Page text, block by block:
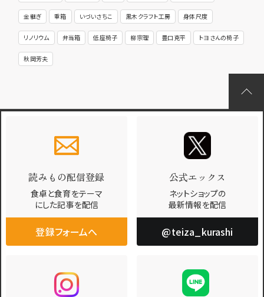
金継ぎ 重箱 いづいさちこ 黒木クラフト工房 身体尺度
リノリウム 弁当箱 低座椅子 柳宗理 豊口克平 トヨさんの椅子
秋岡芳夫
読みもの配信登録
食卓と食育をテーマ
にした記事を配信
登録フォームへ
公式エックス
ネットショップの
最新情報を配信
@teiza_kurashi